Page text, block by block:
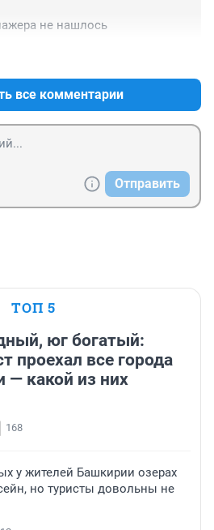
не нашлось
все комментарии
Отправить
ТОП 5
юг богатый:
проехал все города
— какой из них
168
у жителей Башкирии озерах
но туристы довольны не